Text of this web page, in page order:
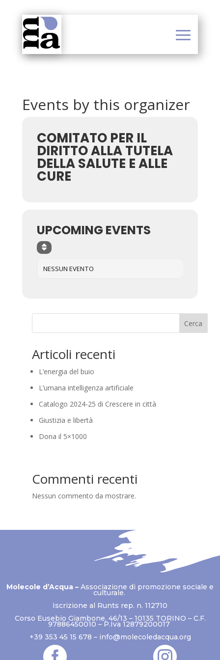
Events by this organizer
COMITATO PER IL
DIRITTO ALLA TUTELA
DELLA SALUTE E ALLE
CURE
UPCOMING EVENTS
NESSUN EVENTO
Cerca
Articoli recenti
L’energia del buio
L’umana intelligenza artificiale
Catalogo 2024-25 di Crescere in città
Giustizia e libertà
Dona il 5×1000
Commenti recenti
Nessun commento da mostrare.
Molecole d’Acqua – Associazione di promozione sociale e
culturale.
Iscrizione al Runts rep. n. 112710
Corso Eusebio Giambone, 46/13 – 10135 TORINO – C.F.
97886450010 – P.Iva 12879200017
+39 353 45 15 678 – info@molecoledacqua.org